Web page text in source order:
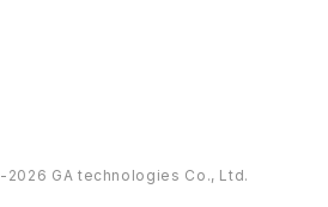
2026 GA technologies Co., Ltd.